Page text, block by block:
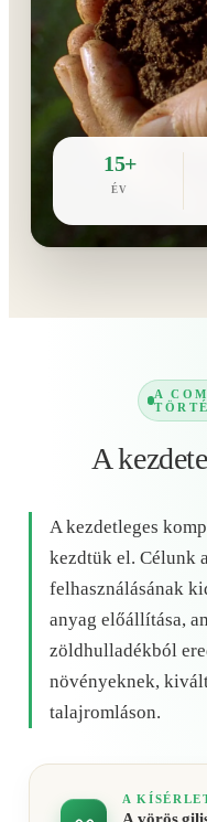
15+
ÉV
A
A
A kezdetleges
kezdtük el. Célunk
felhasználásának
anyag előállítása,
zöldhulladékból
növényeknek,
talajromláson.
A
A vörös